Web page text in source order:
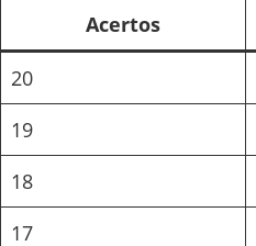
Acertos
20
19
18
17